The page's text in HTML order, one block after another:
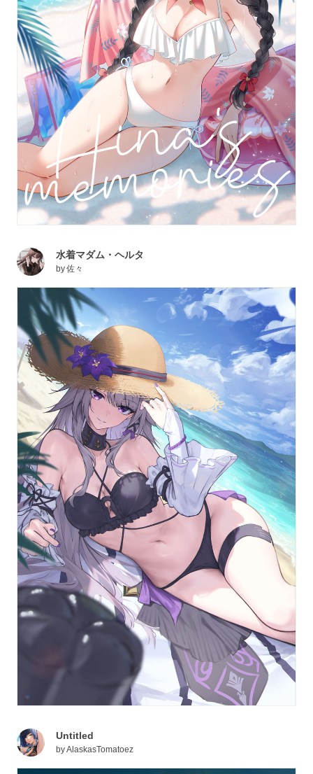
水着マダム・ヘルタ
by佐々
Untitled
byAlaskasTomatoez